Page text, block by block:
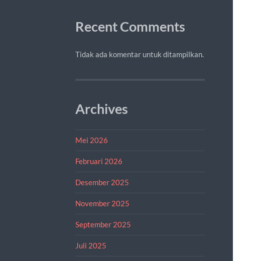
Recent Comments
Tidak ada komentar untuk ditampilkan.
Archives
Mei 2026
Februari 2026
Desember 2025
November 2025
September 2025
Juli 2025